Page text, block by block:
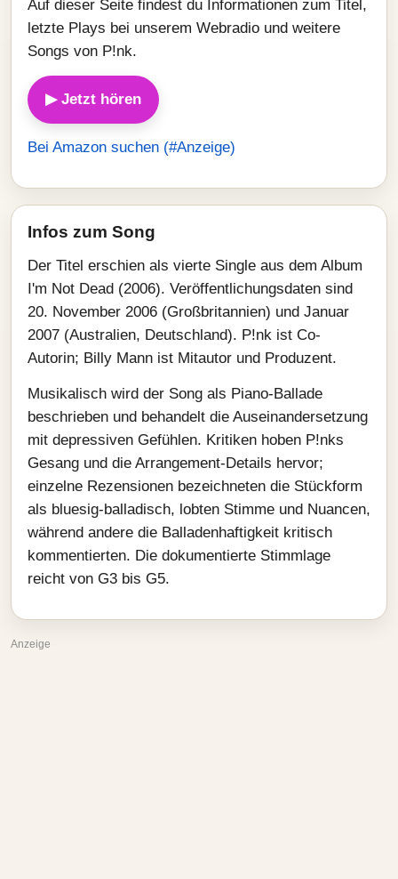
Auf dieser Seite findest du Informationen zum Titel,
letzte Plays bei unserem Webradio und weitere
Songs von P!nk.
▶ Jetzt hören
Bei Amazon suchen (#Anzeige)
Infos zum Song
Der Titel erschien als vierte Single aus dem Album
I'm Not Dead (2006). Veröffentlichungsdaten sind
20. November 2006 (Großbritannien) und Januar
2007 (Australien, Deutschland). P!nk ist Co-
Autorin; Billy Mann ist Mitautor und Produzent.
Musikalisch wird der Song als Piano-Ballade
beschrieben und behandelt die Auseinandersetzung
mit depressiven Gefühlen. Kritiken hoben P!nks
Gesang und die Arrangement-Details hervor;
einzelne Rezensionen bezeichneten die Stückform
als bluesig-balladisch, lobten Stimme und Nuancen,
während andere die Balladenhaftigkeit kritisch
kommentierten. Die dokumentierte Stimmlage
reicht von G3 bis G5.
Anzeige